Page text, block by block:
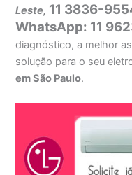
Leste, 11 3836-
WhatsApp: 11
diagnóstico, a melhor
solução para o seu
em São Paulo.